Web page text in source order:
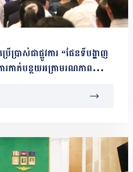
ប្រាស់ជាផ្លូវការ “ផែនទីបង្ហាញ
រកាត់បន្ថយអត្រាមរណភាពមាតា
ា និងទារកជុំវិញកំណើត និងការ